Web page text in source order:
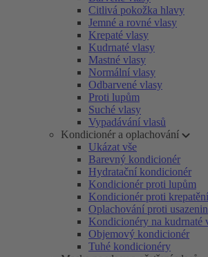
Citlivá pokožka hlavy
Jemné a rovné vlasy
Krepaté vlasy
Kudrnaté vlasy
Mastné vlasy
Normální vlasy
Odbarvené vlasy
Proti lupům
Suché vlasy
Vypadávání vlasů
Kondicionér a oplachování
Ukázat vše
Barevný kondicionér
Hydratační kondicionér
Kondicionér proti lupům
Kondicionér proti krepatění
Oplachování proti
Kondicionéry na kudrnaté
Objemový kondicionér
Tuhé kondicionéry